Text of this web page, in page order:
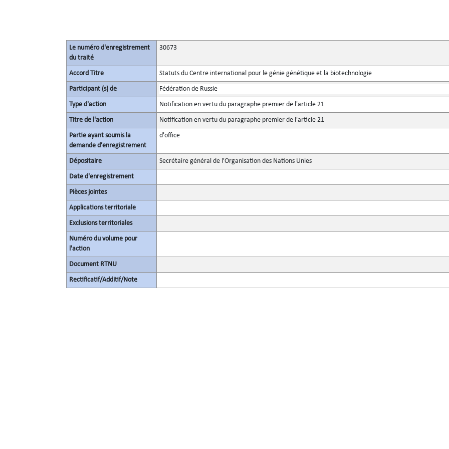
Le numéro d'enregistrement
du traité
30673
Accord Titre Statuts du Centre international pour le génie génétique et la biotechnologie
Participant (s) de Fédération de Russie
Type d'action Notification en vertu du paragraphe premier de l'article 21
Titre de l'action Notification en vertu du paragraphe premier de l'article 21
Partie ayant soumis la
demande d’enregistrement
d'office
Dépositaire Secrétaire général de l'Organisation des Nations Unies
Date d'enregistrement
Pièces jointes
Applications territoriale
Exclusions territoriales
Numéro du volume pour
l'action
Document RTNU
Rectificatif/Additif/Note